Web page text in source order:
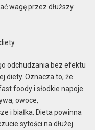
wagę przez dłuższy
odchudzania bez efektu
diety. Oznacza to, że
foody i słodkie napoje.
owoce,
i białka. Dieta powinna
sytości na dłużej.